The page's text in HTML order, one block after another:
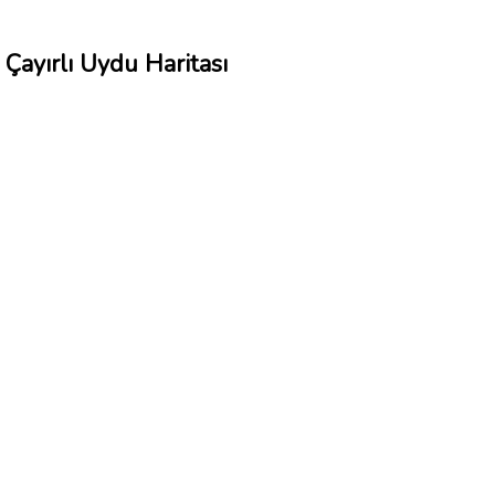
Çayırlı Uydu Haritası